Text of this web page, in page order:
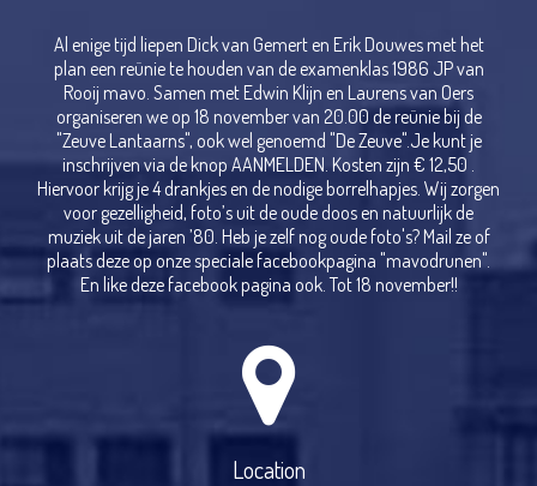
Al enige tijd liepen Dick van Gemert en Erik Douwes met het
plan een reünie te houden van de examenklas 1986 JP van
Rooij mavo. Samen met Edwin Klijn en Laurens van Oers
organiseren we op 18 november van 20.00 de reünie bij de
"Zeuve Lantaarns", ook wel genoemd "De Zeuve".Je kunt je
inschrijven via de knop AANMELDEN. Kosten zijn € 12,50 .
Hiervoor krijg je 4 drankjes en de nodige borrelhapjes. Wij zorgen
voor gezelligheid, foto’s uit de oude doos en natuurlijk de
muziek uit de jaren ’80. Heb je zelf nog oude foto's? Mail ze of
plaats deze op onze speciale facebookpagina "mavodrunen".
En like deze facebook pagina ook. Tot 18 november!!
Location